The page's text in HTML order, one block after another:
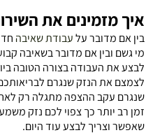
מזמינים את
אם מדובר עלעבודת שאיבהחד
גשם ובין אם מדובר בשאיבה
את העבודה בצורה הטובה
את הנזק שנגרם
עקב ההצפה מתגלה רק
רב יותר כך צפוי לכם נזק
וצריך לבצע עוד היום.